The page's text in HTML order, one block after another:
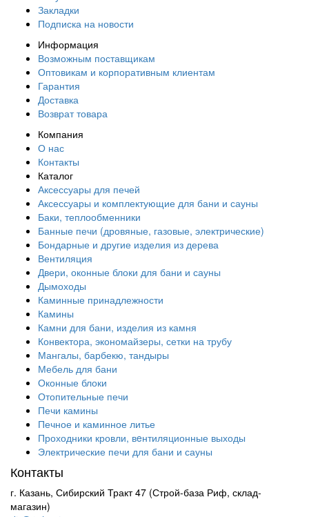
Закладки
Подписка на новости
Информация
Возможным поставщикам
Оптовикам и корпоративным клиентам
Гарантия
Доставка
Возврат товара
Компания
О нас
Контакты
Каталог
Аксессуары для печей
Аксессуары и комплектующие для бани и сауны
Баки, теплообменники
Банные печи (дровяные, газовые, электрические)
Бондарные и другие изделия из дерева
Вентиляция
Двери, оконные блоки для бани и сауны
Дымоходы
Каминные принадлежности
Камины
Камни для бани, изделия из камня
Конвектора, экономайзеры, сетки на трубу
Мангалы, барбекю, тандыры
Мебель для бани
Оконные блоки
Отопительные печи
Печи камины
Печное и каминное литье
Проходники кровли, вeнтиляционные выходы
Электрические печи для бани и сауны
Контакты
г. Казань, Сибирский Тракт 47 (Строй-база Риф, склад-
магазин)